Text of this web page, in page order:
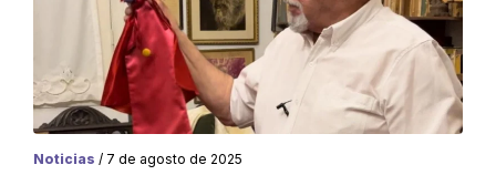
Noticias / 7 de agosto de 2025